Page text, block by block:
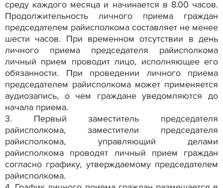
среду каждого месяца и начинается в 8.00 часов.
Продолжительность личного приема граждан
председателем райисполкома составляет не менее
шести часов. При временном отсутствии в день
личного приема председателя райисполкома
личный прием проводит лицо, исполняющее его
обязанности. При проведении личного приема
председателем райисполкома может применяется
аудиозапись, о чем граждане уведомляются до
начала приема.
3. Первый заместитель председателя
райисполкома, заместители председателя
райисполкома, управляющий делами
райисполкома проводят личный прием граждан
согласно графику, утверждаемому председателем
райисполкома.